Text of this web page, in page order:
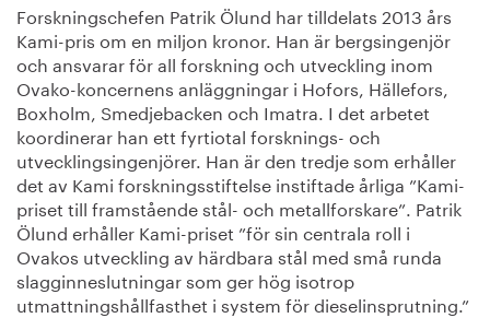
Vi tycker
Publicerat
Bildbank
Om oss
Forskningschefen Patrik Ölund har tilldelats 2013 års
Kami-pris om en miljon kronor. Han är bergsingenjör
och ansvarar för all forskning och utveckling inom
Ovako-koncernens anläggningar i Hofors, Hällefors,
Boxholm, Smedjebacken och Imatra. I det arbetet
koordinerar han ett fyrtiotal forsknings- och
utvecklingsingenjörer. Han är den tredje som erhåller
det av Kami forskningsstiftelse instiftade årliga ”Kami-
priset till framstående stål- och metallforskare”. Patrik
Ölund erhåller Kami-priset ”för sin centrala roll i
Ovakos utveckling av härdbara stål med små runda
slagginneslutningar som ger hög isotrop
utmattningshållfasthet i system för dieselinsprutning.”